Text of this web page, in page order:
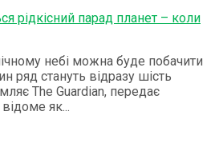
небі можна буде побачити
ряд стануть відразу шість
The Guardian, передає
як...